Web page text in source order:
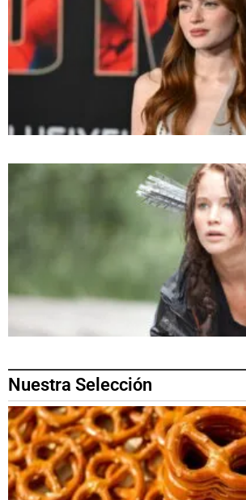
Nuestra Selección